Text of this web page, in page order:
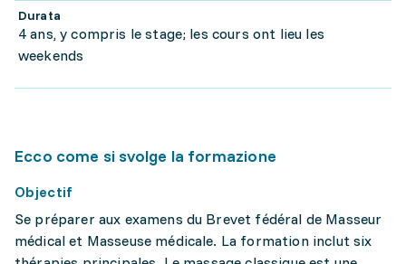
Durata
4 ans, y compris le stage; les cours ont lieu les
weekends
Ecco come si svolge la formazione
Objectif
Se préparer aux examens du Brevet fédéral de Masseur
médical et Masseuse médicale. La formation inclut six